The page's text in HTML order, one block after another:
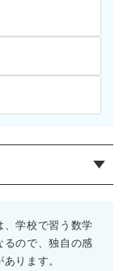
は2つある。
ある。AからBへ
、学校で習う数学
るので、独自の感
ります。